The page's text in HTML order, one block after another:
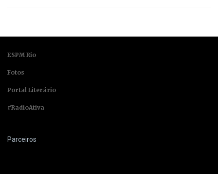
ESPM Rio
Fotos
Portal Literário
#RadioAtiva
Parceiros